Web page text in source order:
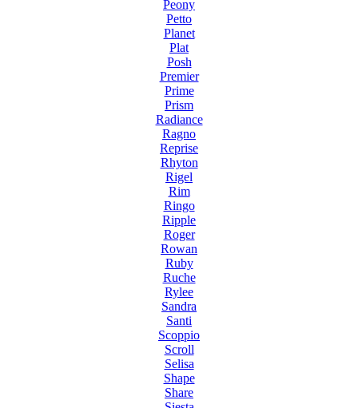
Peony
Petto
Planet
Plat
Posh
Premier
Prime
Prism
Radiance
Ragno
Reprise
Rhyton
Rigel
Rim
Ringo
Ripple
Roger
Rowan
Ruby
Ruche
Rylee
Sandra
Santi
Scoppio
Scroll
Selisa
Shape
Share